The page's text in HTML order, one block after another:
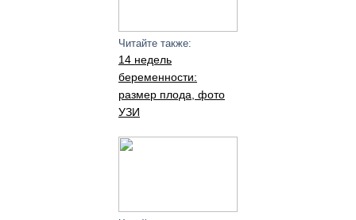
Читайте также:
14 недель
беременности:
размер плода, фото
УЗИ